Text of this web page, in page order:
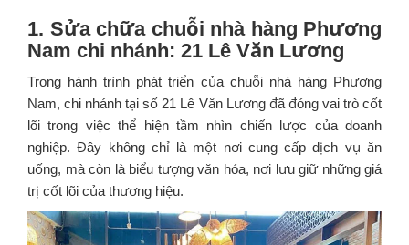
1. Sửa chữa chuỗi nhà hàng Phương
Nam chi nhánh: 21 Lê Văn Lương
Trong hành trình phát triển của chuỗi nhà hàng Phương
Nam, chi nhánh tại số 21 Lê Văn Lương đã đóng vai trò cốt
lõi trong việc thể hiện tầm nhìn chiến lược của doanh
nghiệp. Đây không chỉ là một nơi cung cấp dịch vụ ăn
uống, mà còn là biểu tượng văn hóa, nơi lưu giữ những giá
trị cốt lõi của thương hiệu.